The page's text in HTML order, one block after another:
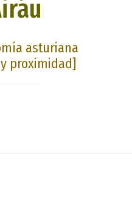
asturiana
proximidad]